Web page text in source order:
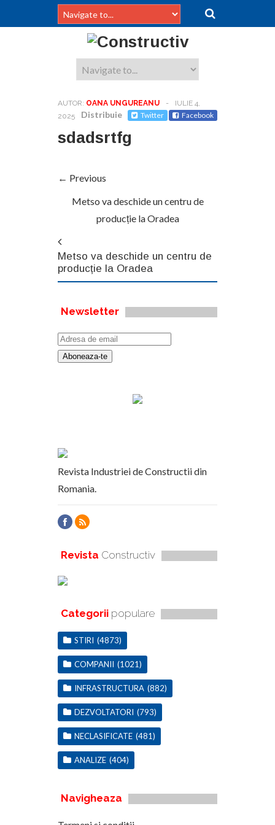
AUTOR: OANA UNGUREANU -
IULIE 4,
2025
Distribuie Twitter Facebook
sdadsrtfg
← Previous
Metso va deschide un centru de
producție la Oradea
Metso va deschide un centru de
producție la Oradea
Newsletter
Revista Industriei de Constructii din
Romania.
Revista Constructiv
Categorii populare
STIRI (4873)
COMPANII (1021)
INFRASTRUCTURA (882)
DEZVOLTATORI (793)
NECLASIFICATE (481)
ANALIZE (404)
Navigheaza